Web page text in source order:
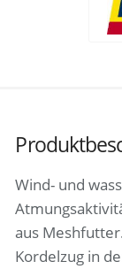
Wind- und
aus
Kordelzug in